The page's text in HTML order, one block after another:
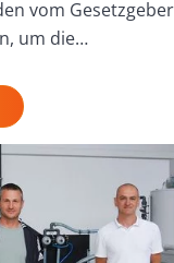
vom
um die…